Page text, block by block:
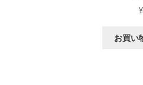
¥
お買い